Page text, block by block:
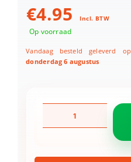
€4.95 Incl. BTW
Op voorraad
Vandaag besteld geleverd op
donderdag 6 augustus
15
tube